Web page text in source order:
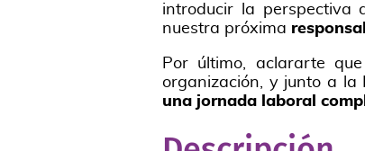
introducir la perspectiva
nuestra próxima
Por último, aclararte
organización, y junto a la
una jornada laboral